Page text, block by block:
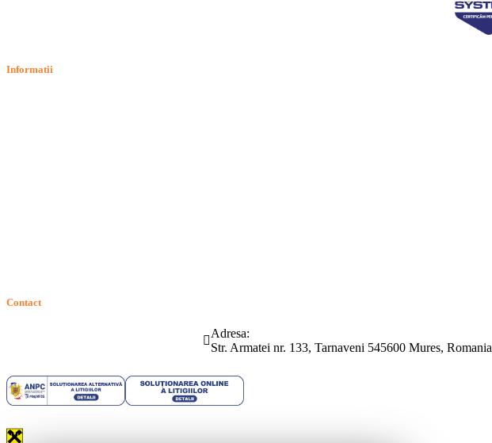
Informatii
Contact
Adresa:
Str. Armatei nr. 133, Tarnaveni 545600 Mures, Romania